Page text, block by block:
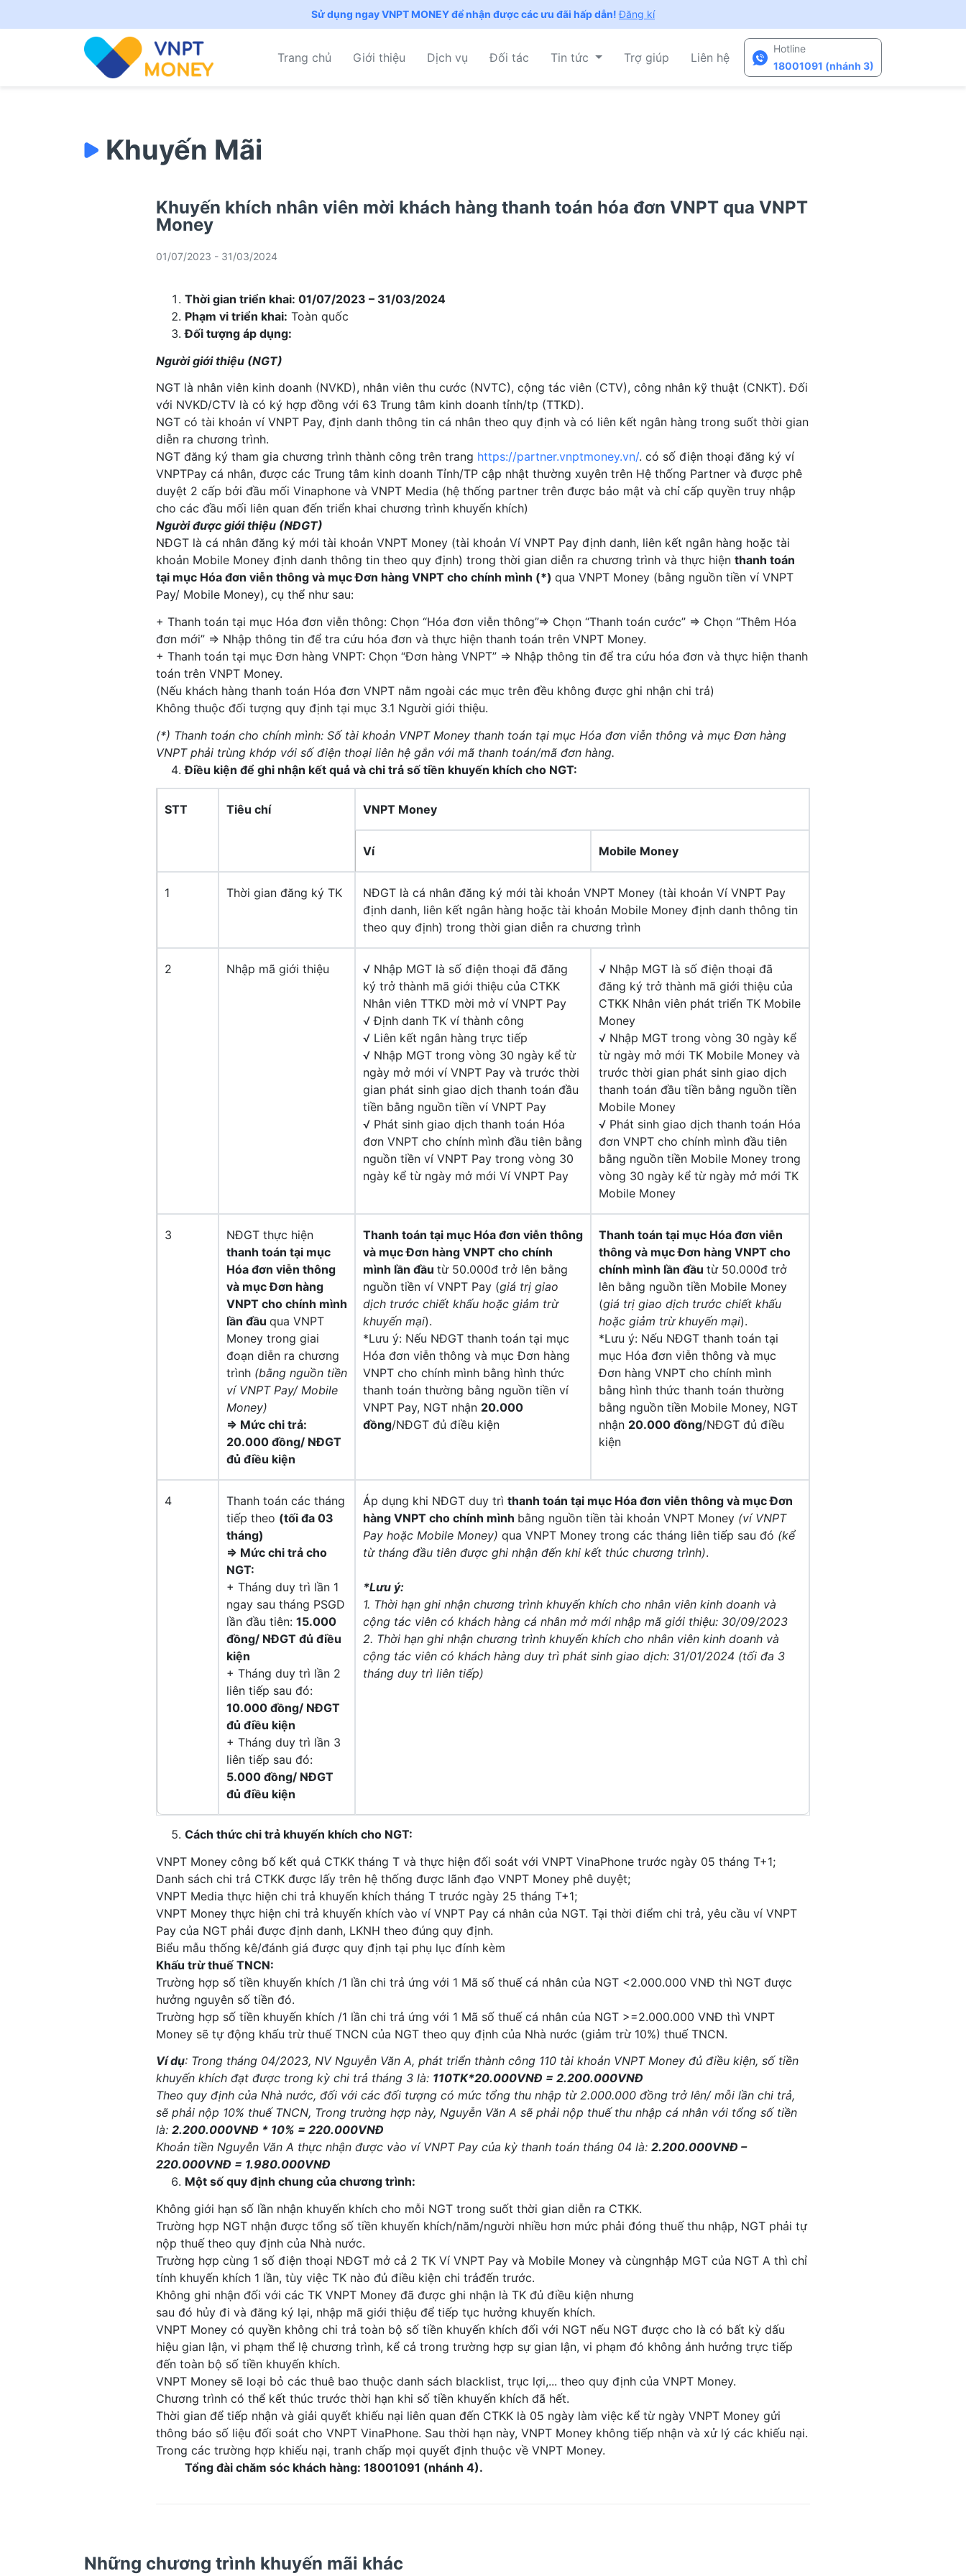
Sử dụng ngay VNPT MONEY để nhận được các ưu đãi hấp dẫn!Đăng kí
Trang chủ Giới thiệu Dịch vụ Đối tác Tin tức Trợ giúp Liên hệ
Hotline
18001091 (nhánh 3)
Khuyến Mãi
Khuyến khích nhân viên mời khách hàng thanh toán hóa đơn VNPT qua VNPT
Money
01/07/2023 - 31/03/2024
Thời gian triển khai: 01/07/2023 – 31/03/2024
Phạm vi triển khai: Toàn quốc
Đối tượng áp dụng:
Người giới thiệu (NGT)
NGT là nhân viên kinh doanh (NVKD), nhân viên thu cước (NVTC), cộng tác viên (CTV), công nhân kỹ thuật (CNKT). Đối
với NVKD/CTV là có ký hợp đồng với 63 Trung tâm kinh doanh tỉnh/tp (TTKD).
NGT có tài khoản ví VNPT Pay, định danh thông tin cá nhân theo quy định và có liên kết ngân hàng trong suốt thời gian
diễn ra chương trình.
NGT đăng ký tham gia chương trình thành công trên trang https://partner.vnptmoney.vn/. có số điện thoại đăng ký ví
VNPTPay cá nhân, được các Trung tâm kinh doanh Tỉnh/TP cập nhật thường xuyên trên Hệ thống Partner và được phê
duyệt 2 cấp bởi đầu mối Vinaphone và VNPT Media (hệ thống partner trên được bảo mật và chỉ cấp quyền truy nhập
cho các đầu mối liên quan đến triển khai chương trình khuyến khích)
Người được giới thiệu (NĐGT)
NĐGT là cá nhân đăng ký mới tài khoản VNPT Money (tài khoản Ví VNPT Pay định danh, liên kết ngân hàng hoặc tài
khoản Mobile Money định danh thông tin theo quy định) trong thời gian diễn ra chương trình và thực hiện thanh toán
tại mục Hóa đơn viễn thông và mục Đơn hàng VNPT cho chính mình (*) qua VNPT Money (bằng nguồn tiền ví VNPT
Pay/ Mobile Money), cụ thể như sau:
+ Thanh toán tại mục Hóa đơn viễn thông: Chọn “Hóa đơn viễn thông”⇒ Chọn “Thanh toán cước” ⇒ Chọn “Thêm Hóa
đơn mới” ⇒ Nhập thông tin để tra cứu hóa đơn và thực hiện thanh toán trên VNPT Money.
+ Thanh toán tại mục Đơn hàng VNPT: Chọn “Đơn hàng VNPT” ⇒ Nhập thông tin để tra cứu hóa đơn và thực hiện thanh
toán trên VNPT Money.
(Nếu khách hàng thanh toán Hóa đơn VNPT nằm ngoài các mục trên đều không được ghi nhận chi trả)
Không thuộc đối tượng quy định tại mục 3.1 Người giới thiệu.
(*) Thanh toán cho chính mình: Số tài khoản VNPT Money thanh toán tại mục Hóa đơn viễn thông và mục Đơn hàng
VNPT phải trùng khớp với số điện thoại liên hệ gắn với mã thanh toán/mã đơn hàng.
Điều kiện để ghi nhận kết quả và chi trả số tiền khuyến khích cho NGT:
STT Tiêu chí VNPT Money
Ví Mobile Money
1 Thời gian đăng ký TK
NĐGT là cá nhân đăng ký mới tài khoản VNPT Money (tài khoản Ví VNPT Pay
định danh, liên kết ngân hàng hoặc tài khoản Mobile Money định danh thông tin
theo quy định) trong thời gian diễn ra chương trình
2 Nhập mã giới thiệu
√ Nhập MGT là số điện thoại đã đăng
ký trở thành mã giới thiệu của CTKK
Nhân viên TTKD mời mở ví VNPT Pay
√ Định danh TK ví thành công
√ Liên kết ngân hàng trực tiếp
√ Nhập MGT trong vòng 30 ngày kể từ
ngày mở mới ví VNPT Pay và trước thời
gian phát sinh giao dịch thanh toán đầu
tiền bằng nguồn tiền ví VNPT Pay
√ Phát sinh giao dịch thanh toán Hóa
đơn VNPT cho chính mình đầu tiên bằng
nguồn tiền ví VNPT Pay trong vòng 30
ngày kể từ ngày mở mới Ví VNPT Pay
√ Nhập MGT là số điện thoại đã
đăng ký trở thành mã giới thiệu của
CTKK Nhân viên phát triển TK Mobile
Money
√ Nhập MGT trong vòng 30 ngày kể
từ ngày mở mới TK Mobile Money và
trước thời gian phát sinh giao dịch
thanh toán đầu tiền bằng nguồn tiền
Mobile Money
√ Phát sinh giao dịch thanh toán Hóa
đơn VNPT cho chính mình đầu tiên
bằng nguồn tiền Mobile Money trong
vòng 30 ngày kể từ ngày mở mới TK
Mobile Money
3
NĐGT thực hiện
thanh toán tại mục
Hóa đơn viễn thông
và mục Đơn hàng
VNPT cho chính mình
lần đầu qua VNPT
Money trong giai
đoạn diễn ra chương
trình (bằng nguồn tiền
ví VNPT Pay/ Mobile
Money)
=> Mức chi trả:
20.000 đồng/ NĐGT
đủ điều kiện
Thanh toán tại mục Hóa đơn viễn thông
và mục Đơn hàng VNPT cho chính
mình lần đầu từ 50.000đ trở lên bằng
nguồn tiền ví VNPT Pay (giá trị giao
dịch trước chiết khấu hoặc giảm trừ
khuyến mại).
*Lưu ý: Nếu NĐGT thanh toán tại mục
Hóa đơn viễn thông và mục Đơn hàng
VNPT cho chính mình bằng hình thức
thanh toán thường bằng nguồn tiền ví
VNPT Pay, NGT nhận 20.000
đồng/NĐGT đủ điều kiện
Thanh toán tại mục Hóa đơn viễn
thông và mục Đơn hàng VNPT cho
chính mình lần đầu từ 50.000đ trở
lên bằng nguồn tiền Mobile Money
(giá trị giao dịch trước chiết khấu
hoặc giảm trừ khuyến mại).
*Lưu ý: Nếu NĐGT thanh toán tại
mục Hóa đơn viễn thông và mục
Đơn hàng VNPT cho chính mình
bằng hình thức thanh toán thường
bằng nguồn tiền Mobile Money, NGT
nhận 20.000 đồng/NĐGT đủ điều
kiện
4
Thanh toán các tháng
tiếp theo (tối đa 03
tháng)
=> Mức chi trả cho
NGT:
+ Tháng duy trì lần 1
ngay sau tháng PSGD
lần đầu tiên: 15.000
đồng/ NĐGT đủ điều
kiện
+ Tháng duy trì lần 2
liên tiếp sau đó:
10.000 đồng/ NĐGT
đủ điều kiện
+ Tháng duy trì lần 3
liên tiếp sau đó:
5.000 đồng/ NĐGT
đủ điều kiện
Áp dụng khi NĐGT duy trì thanh toán tại mục Hóa đơn viễn thông và mục Đơn
hàng VNPT cho chính mình bằng nguồn tiền tài khoản VNPT Money (ví VNPT
Pay hoặc Mobile Money) qua VNPT Money trong các tháng liên tiếp sau đó (kể
từ tháng đầu tiên được ghi nhận đến khi kết thúc chương trình).
*Lưu ý:
1. Thời hạn ghi nhận chương trình khuyến khích cho nhân viên kinh doanh và
cộng tác viên có khách hàng cá nhân mở mới nhập mã giới thiệu: 30/09/2023
2. Thời hạn ghi nhận chương trình khuyến khích cho nhân viên kinh doanh và
cộng tác viên có khách hàng duy trì phát sinh giao dịch: 31/01/2024 (tối đa 3
tháng duy trì liên tiếp)
Cách thức chi trả khuyến khích cho NGT:
VNPT Money công bố kết quả CTKK tháng T và thực hiện đối soát với VNPT VinaPhone trước ngày 05 tháng T+1;
Danh sách chi trả CTKK được lấy trên hệ thống được lãnh đạo VNPT Money phê duyệt;
VNPT Media thực hiện chi trả khuyến khích tháng T trước ngày 25 tháng T+1;
VNPT Money thực hiện chi trả khuyến khích vào ví VNPT Pay cá nhân của NGT. Tại thời điểm chi trả, yêu cầu ví VNPT
Pay của NGT phải được định danh, LKNH theo đúng quy định.
Biểu mẫu thống kê/đánh giá được quy định tại phụ lục đính kèm
Khấu trừ thuế TNCN:
Trường hợp số tiền khuyến khích /1 lần chi trả ứng với 1 Mã số thuế cá nhân của NGT <2.000.000 VNĐ thì NGT được
hưởng nguyên số tiền đó.
Trường hợp số tiền khuyến khích /1 lần chi trả ứng với 1 Mã số thuế cá nhân của NGT >=2.000.000 VNĐ thì VNPT
Money sẽ tự động khấu trừ thuế TNCN của NGT theo quy định của Nhà nước (giảm trừ 10%) thuế TNCN.
Ví dụ: Trong tháng 04/2023, NV Nguyễn Văn A, phát triển thành công 110 tài khoản VNPT Money đủ điều kiện, số tiền
khuyến khích đạt được trong kỳ chi trả tháng 3 là: 110TK*20.000VNĐ = 2.200.000VNĐ
Theo quy định của Nhà nước, đối với các đối tượng có mức tổng thu nhập từ 2.000.000 đồng trở lên/ mỗi lần chi trả,
sẽ phải nộp 10% thuế TNCN, Trong trường hợp này, Nguyễn Văn A sẽ phải nộp thuế thu nhập cá nhân với tổng số tiền
là: 2.200.000VNĐ * 10% = 220.000VNĐ
Khoản tiền Nguyễn Văn A thực nhận được vào ví VNPT Pay của kỳ thanh toán tháng 04 là: 2.200.000VNĐ –
220.000VNĐ = 1.980.000VNĐ
Một số quy định chung của chương trình:
Không giới hạn số lần nhận khuyến khích cho mỗi NGT trong suốt thời gian diễn ra CTKK.
Trường hợp NGT nhận được tổng số tiền khuyến khích/năm/người nhiều hơn mức phải đóng thuế thu nhập, NGT phải tự
nộp thuế theo quy định của Nhà nước.
Trường hợp cùng 1 số điện thoại NĐGT mở cả 2 TK Ví VNPT Pay và Mobile Money và cùngnhập MGT của NGT A thì chỉ
tính khuyến khích 1 lần, tùy việc TK nào đủ điều kiện chi trảđến trước.
Không ghi nhận đối với các TK VNPT Money đã được ghi nhận là TK đủ điều kiện nhưng
sau đó hủy đi và đăng ký lại, nhập mã giới thiệu để tiếp tục hưởng khuyến khích.
VNPT Money có quyền không chi trả toàn bộ số tiền khuyến khích đối với NGT nếu NGT được cho là có bất kỳ dấu
hiệu gian lận, vi phạm thể lệ chương trình, kể cả trong trường hợp sự gian lận, vi phạm đó không ảnh hưởng trực tiếp
đến toàn bộ số tiền khuyến khích.
VNPT Money sẽ loại bỏ các thuê bao thuộc danh sách blacklist, trục lợi,... theo quy định của VNPT Money.
Chương trình có thể kết thúc trước thời hạn khi số tiền khuyến khích đã hết.
Thời gian để tiếp nhận và giải quyết khiếu nại liên quan đến CTKK là 05 ngày làm việc kể từ ngày VNPT Money gửi
thông báo số liệu đối soát cho VNPT VinaPhone. Sau thời hạn này, VNPT Money không tiếp nhận và xử lý các khiếu nại.
Trong các trường hợp khiếu nại, tranh chấp mọi quyết định thuộc về VNPT Money.
Tổng đài chăm sóc khách hàng: 18001091 (nhánh 4).
Những chương trình khuyến mãi khác